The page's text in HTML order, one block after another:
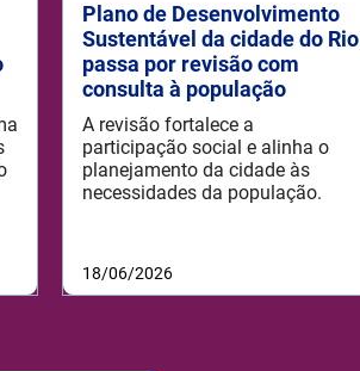
Plano de Desenvolvimento
Sustentável da cidade do Rio
passa por revisão com
consulta à população
A revisão fortalece a
participação social e alinha o
planejamento da cidade às
necessidades da população.
18/06/2026